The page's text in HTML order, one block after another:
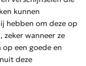
kunnen
hebben om deze op
zeker wanneer ze
een goede en
deze